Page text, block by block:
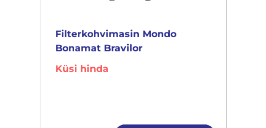
Filterkohvimasin Mondo
Bonamat Bravilor
Küsi hinda